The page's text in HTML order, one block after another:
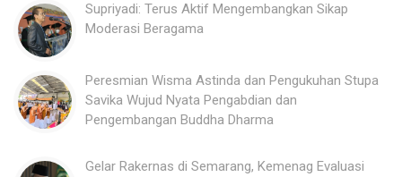
Supriyadi: Terus Aktif Mengembangkan Sikap
Moderasi Beragama
Peresmian Wisma Astinda dan Pengukuhan Stupa
Savika Wujud Nyata Pengabdian dan
Pengembangan Buddha Dharma
Gelar Rakernas di Semarang, Kemenag Evaluasi